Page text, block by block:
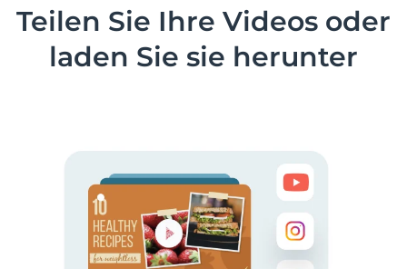
Teilen Sie Ihre Videos oder
laden Sie sie herunter